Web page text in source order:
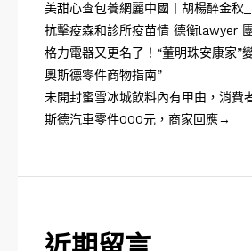
美甜心查包養網麗中國丨胡楊醉金秋
抗擊疫森和診所疫苗情 德衡lawyer
格力電器又更名了！“董明珠安康家”
奧斯德零件商物指南”
未開封蜜雪冰城飲料內有甲由，消費
斯德汽車零件000元，商家回應→